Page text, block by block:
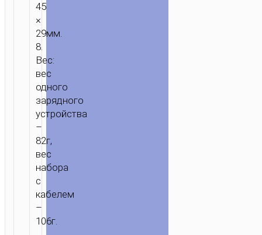
45
×
29мм.
8.
Вес:
вес
одного
зарядного
устройства
–
82г,
вес
набора
с
кабелем
–
106г.